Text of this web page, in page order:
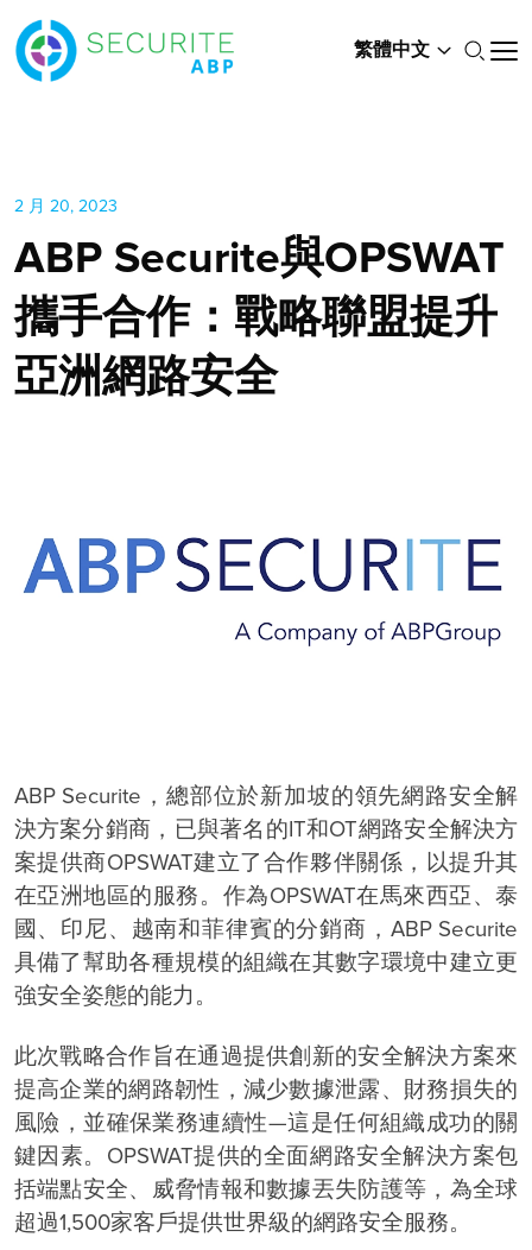
繁體中文
2 月 20, 2023
ABP Securite與OPSWAT
攜手合作：戰略聯盟提升
亞洲網路安全
ABP Securite，總部位於新加坡的領先網路安全解
決方案分銷商，已與著名的IT和OT網路安全解決方
案提供商OPSWAT建立了合作夥伴關係，以提升其
在亞洲地區的服務。作為OPSWAT在馬來西亞、泰
國、印尼、越南和菲律賓的分銷商，ABP Securite
具備了幫助各種規模的組織在其數字環境中建立更
強安全姿態的能力。
此次戰略合作旨在通過提供創新的安全解決方案來
提高企業的網路韌性，減少數據泄露、財務損失的
風險，並確保業務連續性—這是任何組織成功的關
鍵因素。OPSWAT提供的全面網路安全解決方案包
括端點安全、威脅情報和數據丟失防護等，為全球
超過1,500家客戶提供世界級的網路安全服務。